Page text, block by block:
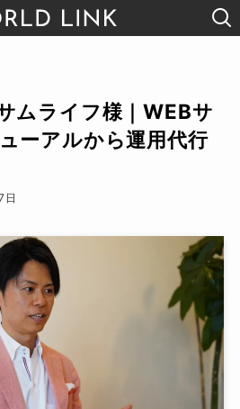
ムライフ様｜WEBサ
ーアルから運用代行
日